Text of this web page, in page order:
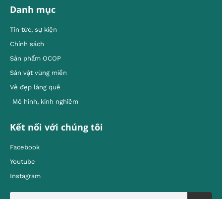
Danh mục
Tin tức, sự kiện
Chính sách
Sản phẩm OCOP
Sản vật vùng miền
Vẻ đẹp làng quê
Mô hình, kinh nghiêm
Kết nối với chúng tôi
Facebook
Youtube
Instagram